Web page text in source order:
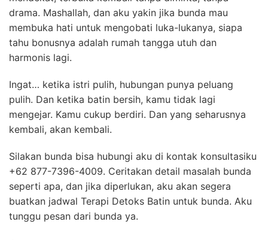
drama. Mashallah, dan aku yakin jika bunda mau
membuka hati untuk mengobati luka-lukanya, siapa
tahu bonusnya adalah rumah tangga utuh dan
harmonis lagi.
Ingat… ketika istri pulih, hubungan punya peluang
pulih. Dan ketika batin bersih, kamu tidak lagi
mengejar. Kamu cukup berdiri. Dan yang seharusnya
kembali, akan kembali.
Silakan bunda bisa hubungi aku di kontak konsultasiku
+62 877-7396-4009. Ceritakan detail masalah bunda
seperti apa, dan jika diperlukan, aku akan segera
buatkan jadwal Terapi Detoks Batin untuk bunda. Aku
tunggu pesan dari bunda ya.